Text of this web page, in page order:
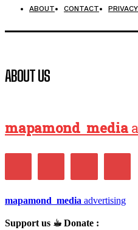
ABOUT CONTACT
ABOUT US
mapamond media
mapamond media advertising
Support us ☕︎ Donate :